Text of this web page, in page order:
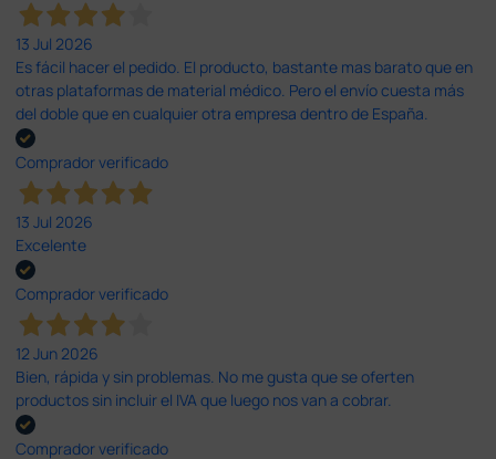
13 Jul 2026
Es fácil hacer el pedido. El producto, bastante mas barato que en
otras plataformas de material médico. Pero el envío cuesta más
del doble que en cualquier otra empresa dentro de España.
Comprador verificado
13 Jul 2026
Excelente
Comprador verificado
12 Jun 2026
Bien, rápida y sin problemas. No me gusta que se oferten
productos sin incluir el IVA que luego nos van a cobrar.
Comprador verificado